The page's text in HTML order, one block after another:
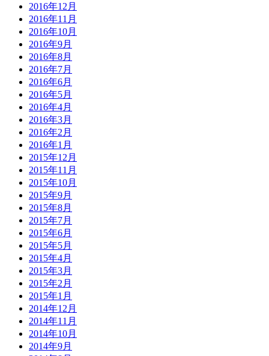
2016年12月
2016年11月
2016年10月
2016年9月
2016年8月
2016年7月
2016年6月
2016年5月
2016年4月
2016年3月
2016年2月
2016年1月
2015年12月
2015年11月
2015年10月
2015年9月
2015年8月
2015年7月
2015年6月
2015年5月
2015年4月
2015年3月
2015年2月
2015年1月
2014年12月
2014年11月
2014年10月
2014年9月